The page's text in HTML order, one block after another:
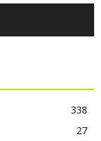
338
27